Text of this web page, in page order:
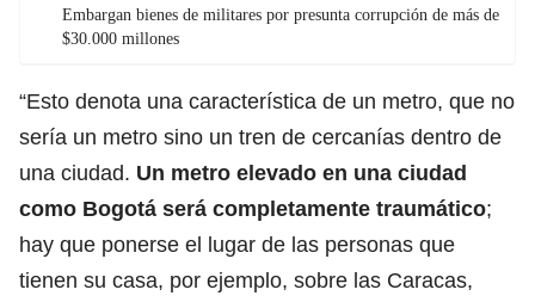
Embargan bienes de militares por presunta corrupción de más de
$30.000 millones
“Esto denota una característica de un metro, que no
sería un metro sino un tren de cercanías dentro de
una ciudad. Un metro elevado en una ciudad
como Bogotá será completamente traumático;
hay que ponerse el lugar de las personas que
tienen su casa, por ejemplo, sobre las Caracas,